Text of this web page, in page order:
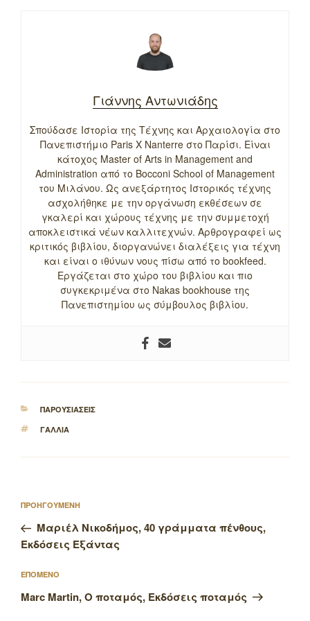
Γιάννης Αντωνιάδης
Σπούδασε Ιστορία της Τέχνης και Αρχαιολογία στο
Πανεπιστήμιο Paris X Nanterre στο Παρίσι. Είναι
κάτοχος Master of Arts in Management and
Administration από το Bocconi School of Management
του Μιλάνου. Ως ανεξάρτητος Ιστορικός τέχνης
ασχολήθηκε με την οργάνωση εκθέσεων σε
γκαλερί και χώρους τέχνης με την συμμετοχή
αποκλειστικά νέων καλλιτεχνών. Αρθρογραφεί ως
κριτικός βιβλίου, διοργανώνει διαλέξεις για τέχνη
και είναι ο ιθύνων νους πίσω από το bookfeed.
Εργάζεται στο χώρο του βιβλίου και πιο
συγκεκριμένα στο Nakas bookhouse της
Πανεπιστημίου ως σύμβουλος βιβλίου.
ΚΑΤΗΓΟΡΙΕΣ
ΠΑΡΟΥΣΙΑΣΕΙΣ
ΕΤΙΚΕΤΕΣ
ΓΑΛΛΙΑ
άρθρων
Προηγούμενο
άρθρο
ΠΡΟΗΓΟΥΜΕΝΗ
Μαριέλ Νικοδήμος, 40 γράμματα πένθους,
Εκδόσεις Εξάντας
Επόμενο
άρθρο
ΕΠΟΜΕΝΟ
Marc Martin, Ο ποταμός, Εκδόσεις ποταμός